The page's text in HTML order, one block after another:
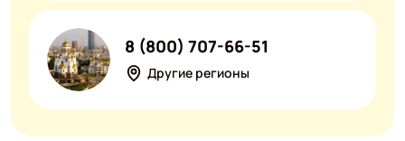
Другие регионы
8 (800) 707-66-51